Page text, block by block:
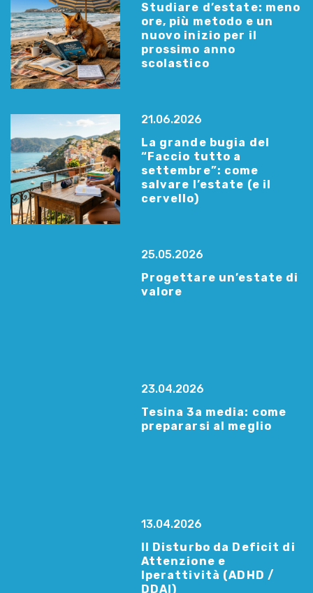
Studiare d’estate: meno
ore, più metodo e un
nuovo inizio per il
prossimo anno
scolastico
21.06.2026
La grande bugia del
“Faccio tutto a
settembre”: come
salvare l’estate (e il
cervello)
25.05.2026
Progettare un’estate di
valore
23.04.2026
Tesina 3a media: come
prepararsi al meglio
13.04.2026
Il Disturbo da Deficit di
Attenzione e
Iperattività (ADHD /
DDAI)